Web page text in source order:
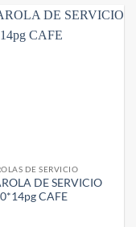
DE SERVICIO
DE SERVICIO
CAFE